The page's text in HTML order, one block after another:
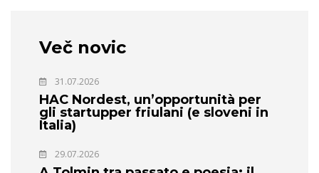
Več novic
31.07.2026
HAC Nordest, un’opportunità per
gli startupper friulani (e sloveni in
Italia)
29.07.2026